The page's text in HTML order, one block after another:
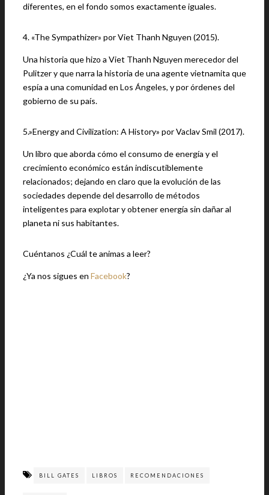
diferentes, en el fondo somos exactamente iguales.
4. «The Sympathizer» por Viet Thanh Nguyen (2015).
Una historia que hizo a Viet Thanh Nguyen merecedor del
Pulitzer y que narra la historia de una agente vietnamita que
espía a una comunidad en Los Ángeles, y por órdenes del
gobierno de su país.
5.»Energy and Civilization: A History» por Vaclav Smil (2017).
Un libro que aborda cómo el consumo de energía y el
crecimiento económico están indiscutiblemente
relacionados; dejando en claro que la evolución de las
sociedades depende del desarrollo de métodos
inteligentes para explotar y obtener energía sin dañar al
planeta ni sus habitantes.
Cuéntanos ¿Cuál te animas a leer?
¿Ya nos sigues en Facebook?
BILL GATES LIBROS RECOMENDACIONES